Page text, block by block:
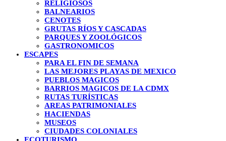
RELIGIOSOS
BALNEARIOS
CENOTES
GRUTAS RÍOS Y CASCADAS
PARQUES Y ZOOLÓGICOS
GASTRONOMICOS
ESCAPES
PARA EL FIN DE SEMANA
LAS MEJORES PLAYAS DE MEXICO
PUEBLOS MAGICOS
BARRIOS MAGICOS DE LA CDMX
RUTAS TURÍSTICAS
AREAS PATRIMONIALES
HACIENDAS
MUSEOS
CIUDADES COLONIALES